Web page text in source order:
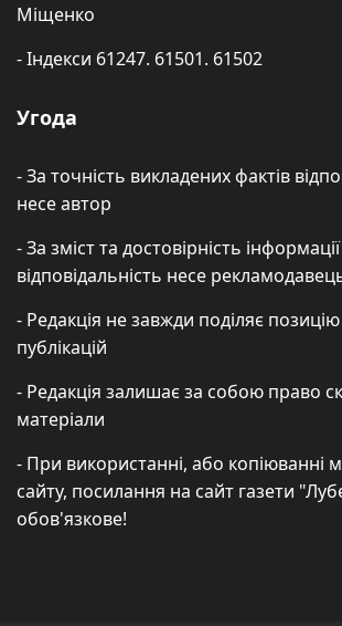
Міщенко
- Індекси 61247. 61501. 61502
Угода
- За точність викладених фактів
несе автор
- За зміст та достовірність
відповідальність несе
- Редакція не завжди поділяє
публікацій
- Редакція залишає за собою право
матеріали
- При використанні, або копіюванні
сайту, посилання на сайт газети
обов'язкове!